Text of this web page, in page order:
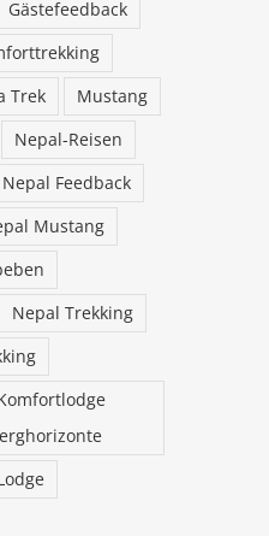
Video Feedback vom
Nepal Trekking
10 November 2023
Gästefeedback
Trek
Mustang
Nepal-Reisen
Nepal Feedback
Mustang
Nepal Trekking